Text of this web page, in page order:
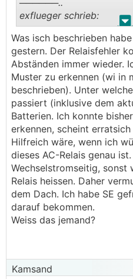
. .
──────..
exflueger schrieb:
──────..
Kamsand schrieb: Hab
bekommen das ich einen
Jetzt meine Überlegung,
im Monitoring werden
es wieder von vorne an?
NeuerWRneue SN!
───────────────
Hallo
Genau das Gleiche bei
Faulty AC-Relais Fehler
Inverter bekommen,
zurück (3 Monate alt in
(ist doch recht Aufwand)
zwischen 3 und 30 mal
Minuten. Der Inverter ist
Was isch beschrieben
gestern. Der Relaisfehler
Abständen immer wieder.
Muster zu erkennen (wi in
beschrieben). Unter
passiert (inklusive dem
Batterien. Ich konnte
erkennen, scheint erratsich
Hilfreich wäre, wenn ich
dieses AC-Relais genau
Wechselstromseitig, sonst
Relais heissen. Daher
dem Dach. Ich habe SE
darauf bekommen.
Weiss das jemand?
Kamsand